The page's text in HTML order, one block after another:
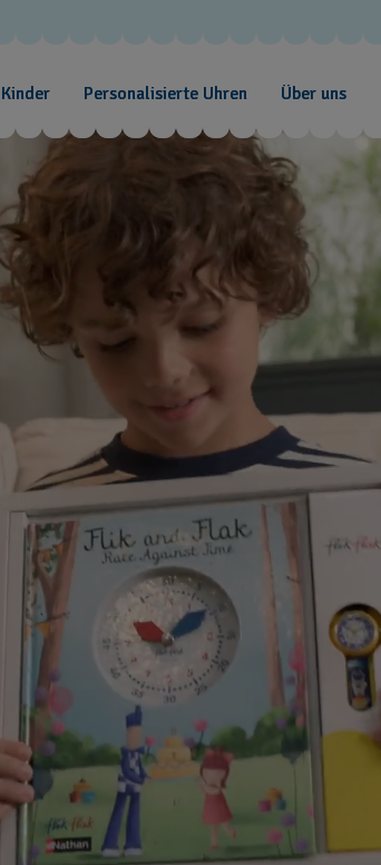
Personalisierte Uhren Über uns